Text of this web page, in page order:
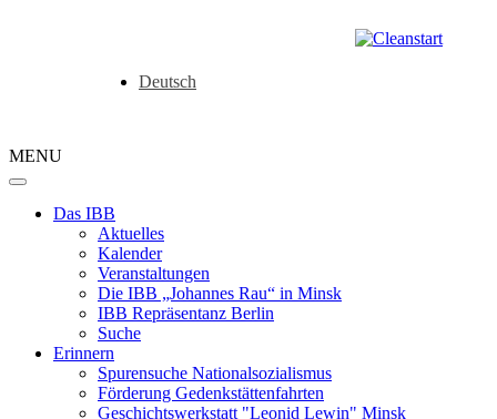
Deutsch
MENU
Das IBB
Aktuelles
Kalender
Veranstaltungen
Die IBB „Johannes Rau“ in Minsk
IBB Repräsentanz Berlin
Suche
Erinnern
Spurensuche Nationalsozialismus
Förderung Gedenkstättenfahrten
Geschichtswerkstatt "Leonid Lewin" Minsk